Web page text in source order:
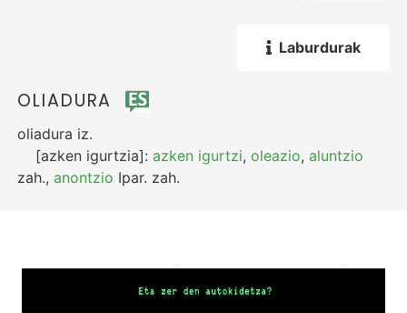
Laburdurak
OLIADURA
oliadura iz.
[azken igurtzia]:azken igurtzi,oleazio,aluntzio
zah.,anontzio Ipar. zah.